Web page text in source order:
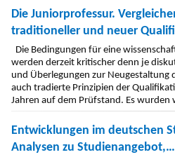
Die Juniorprofessur.
traditioneller und neuer
Hochschullehrernachwuchses
Die Bedingungen für eine
werden derzeit kritischer denn je
und Überlegungen zur Neugestaltung
auch tradierte Prinzipien der
Jahren auf dem Prüfstand. Es wurden
Entwicklungen im deutschen
Analysen zu Studienangebot,